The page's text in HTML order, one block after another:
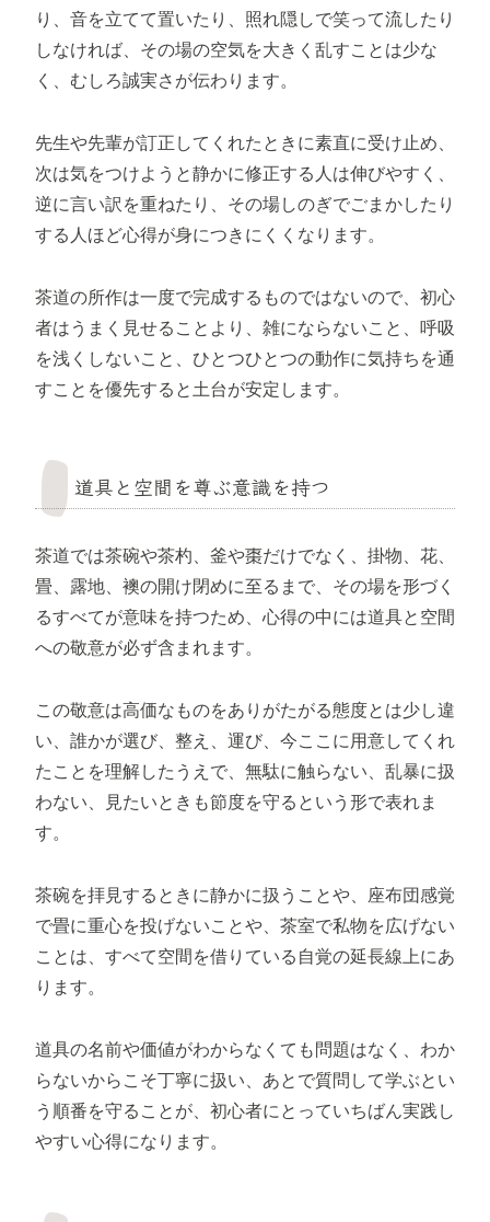
り、音を立てて置いたり、照れ隠しで笑って流したり
しなければ、その場の空気を大きく乱すことは少な
く、むしろ誠実さが伝わります。
先生や先輩が訂正してくれたときに素直に受け止め、
次は気をつけようと静かに修正する人は伸びやすく、
逆に言い訳を重ねたり、その場しのぎでごまかしたり
する人ほど心得が身につきにくくなります。
茶道の所作は一度で完成するものではないので、初心
者はうまく見せることより、雑にならないこと、呼吸
を浅くしないこと、ひとつひとつの動作に気持ちを通
すことを優先すると土台が安定します。
道具と空間を尊ぶ意識を持つ
茶道では茶碗や茶杓、釜や棗だけでなく、掛物、花、
畳、露地、襖の開け閉めに至るまで、その場を形づく
るすべてが意味を持つため、心得の中には道具と空間
への敬意が必ず含まれます。
この敬意は高価なものをありがたがる態度とは少し違
い、誰かが選び、整え、運び、今ここに用意してくれ
たことを理解したうえで、無駄に触らない、乱暴に扱
わない、見たいときも節度を守るという形で表れま
す。
茶碗を拝見するときに静かに扱うことや、座布団感覚
で畳に重心を投げないことや、茶室で私物を広げない
ことは、すべて空間を借りている自覚の延長線上にあ
ります。
道具の名前や価値がわからなくても問題はなく、わか
らないからこそ丁寧に扱い、あとで質問して学ぶとい
う順番を守ることが、初心者にとっていちばん実践し
やすい心得になります。